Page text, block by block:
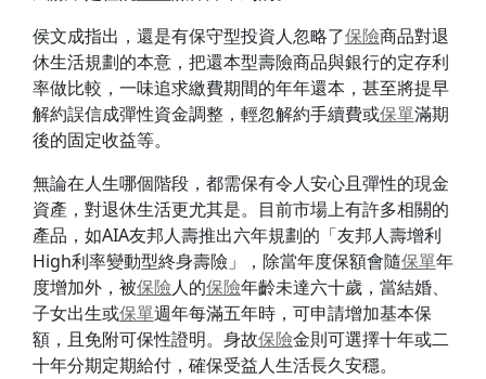
侯文成指出，還是有保守型投資人忽略了保險商品對退
休生活規劃的本意，把還本型壽險商品與銀行的定存利
率做比較，一味追求繳費期間的年年還本，甚至將提早
解約誤信成彈性資金調整，輕忽解約手續費或保單滿期
後的固定收益等。
無論在人生哪個階段，都需保有令人安心且彈性的現金
資產，對退休生活更尤其是。目前市場上有許多相關的
產品，如AIA友邦人壽推出六年規劃的「友邦人壽增利
High利率變動型終身壽險」，除當年度保額會隨保單年
度增加外，被保險人的保險年齡未達六十歲，當結婚、
子女出生或保單週年每滿五年時，可申請增加基本保
額，且免附可保性證明。身故保險金則可選擇十年或二
十年分期定期給付，確保受益人生活長久安穩。